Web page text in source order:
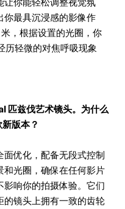
你最具沉浸感的影像作
，根据设置的光圈，你
历轻微的对焦呼吸现象
匹兹伐艺术镜头。为什么
版本？
优化，配备无段式控制
和光圈，确保在任何影片
响你的拍摄体验。它们
的镜头上拥有一致的齿轮